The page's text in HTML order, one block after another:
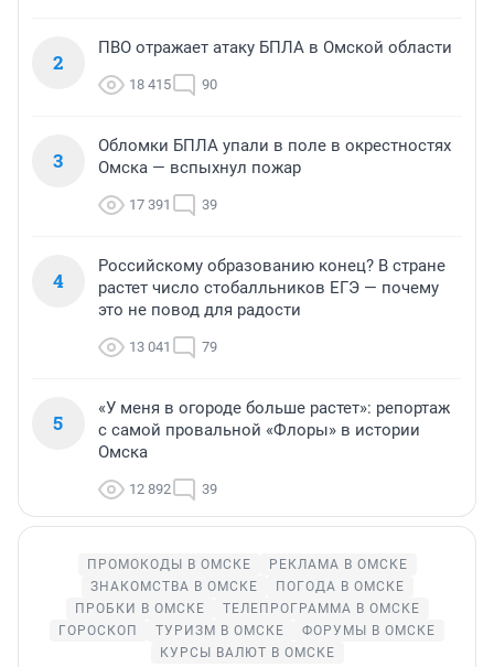
2
ПВО отражает атаку БПЛА в Омской области
18 415 90
3
Обломки БПЛА упали в поле в окрестностях
Омска — вспыхнул пожар
17 391 39
4
Российскому образованию конец? В стране
растет число стобалльников ЕГЭ — почему
это не повод для радости
13 041 79
5
«У меня в огороде больше растет»: репортаж
с самой провальной «Флоры» в истории
Омска
12 892 39
ПРОМОКОДЫ В ОМСКЕ
РЕКЛАМА В ОМСКЕ
ЗНАКОМСТВА В ОМСКЕ
ПОГОДА В ОМСКЕ
ПРОБКИ В ОМСКЕ
ТЕЛЕПРОГРАММА В ОМСКЕ
ГОРОСКОП
ТУРИЗМ В ОМСКЕ
ФОРУМЫ В ОМСКЕ
КУРСЫ ВАЛЮТ В ОМСКЕ